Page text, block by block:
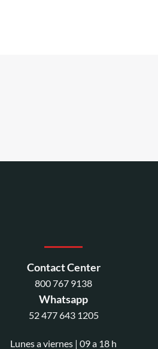
Contact Center
800 767 9138
Whatsapp
52 477 643 1205
Lunes a viernes | 09 a 18 h